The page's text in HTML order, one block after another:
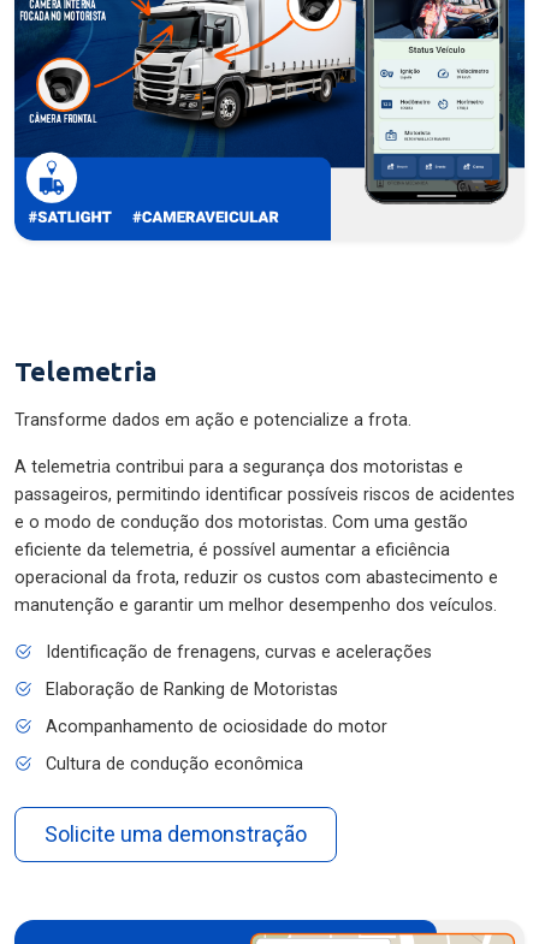
Telemetria
Transforme dados em ação e potencialize a frota.
A telemetria contribui para a segurança dos motoristas e
passageiros, permitindo identificar possíveis riscos de acidentes
e o modo de condução dos motoristas. Com uma gestão
eficiente da telemetria, é possível aumentar a eficiência
operacional da frota, reduzir os custos com abastecimento e
manutenção e garantir um melhor desempenho dos veículos.
Identificação de frenagens, curvas e acelerações
Elaboração de Ranking de Motoristas
Acompanhamento de ociosidade do motor
Cultura de condução econômica
Solicite uma demonstração